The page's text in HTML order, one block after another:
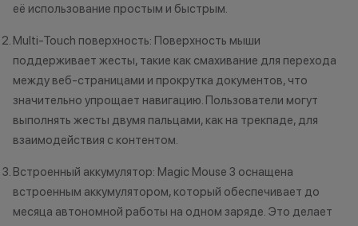
её использование простым и быстрым.
Multi-Touch поверхность: Поверхность мыши
поддерживает жесты, такие как смахивание для перехода
между веб-страницами и прокрутка документов, что
значительно упрощает навигацию. Пользователи могут
выполнять жесты двумя пальцами, как на трекпаде, для
взаимодействия с контентом.
Встроенный аккумулятор: Magic Mouse 3 оснащена
встроенным аккумулятором, который обеспечивает до
месяца автономной работы на одном заряде. Это делает